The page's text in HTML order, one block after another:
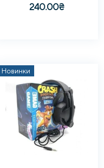
240.00₴
Новинки